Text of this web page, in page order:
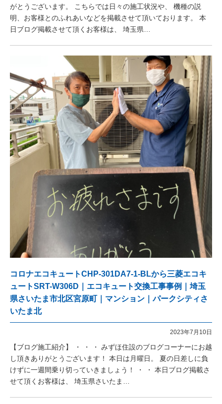
がとうございます。 こちらでは日々の施工状況や、 機種の説
明、お客様とのふれあいなどを掲載させて頂いております。 本
日ブログ掲載させて頂くお客様は、 埼玉県…
コロナエコキュートCHP-301DA7-1-BLから三菱エコキ
ュートSRT-W306D｜エコキュート交換工事事例｜埼玉
県さいたま市北区宮原町｜マンション｜パークシティさ
いたま北
2023年7月10日
【ブログ施工紹介】 ・ ・ ・ みずほ住設のブログコーナーにお越
し頂きありがとうございます！ 本日は月曜日。 夏の日差しに負
けずに一週間乗り切っていきましょう！ ・ ・ 本日ブログ掲載さ
せて頂くお客様は、 埼玉県さいたま…